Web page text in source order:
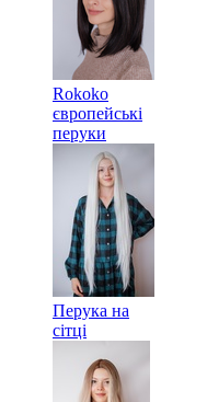
Rokoko
європейські
перуки
Перука на
сітці